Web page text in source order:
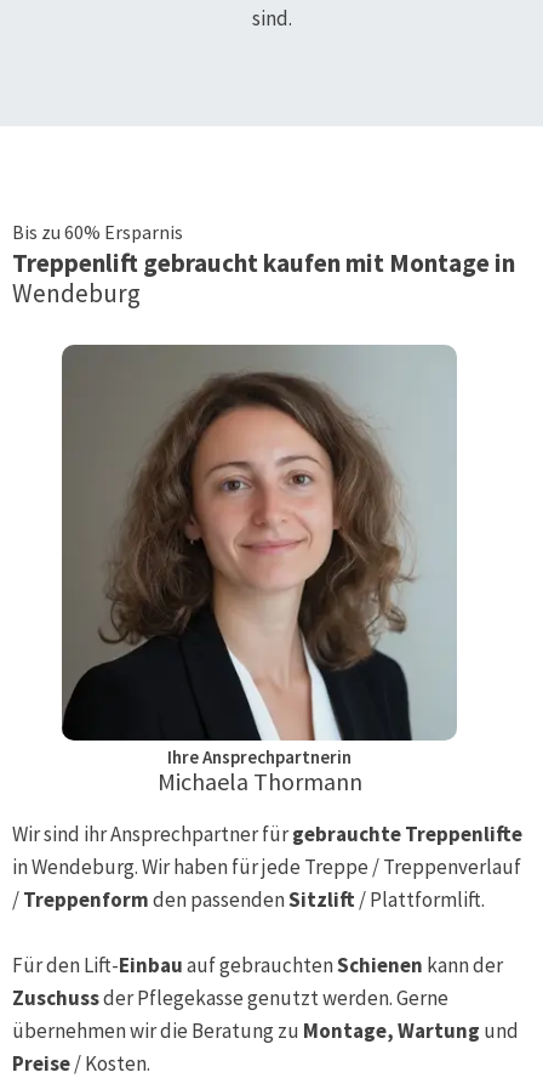
sind.
Bis zu 60% Ersparnis
Treppenliftgebraucht kaufen mit Montage in
Wendeburg
Ihre Ansprechpartnerin
Michaela Thormann
Wir sind ihr Ansprechpartner fürgebrauchte Treppenlifte
inWendeburg. Wir haben für jede Treppe / Treppenverlauf
/Treppenformden passendenSitzlift/ Plattformlift.
Für den Lift-Einbauauf gebrauchtenSchienen kann der
Zuschussder Pflegekasse genutzt werden. Gerne
übernehmen wir die Beratung zu Montage, Wartung und
Preise/ Kosten.